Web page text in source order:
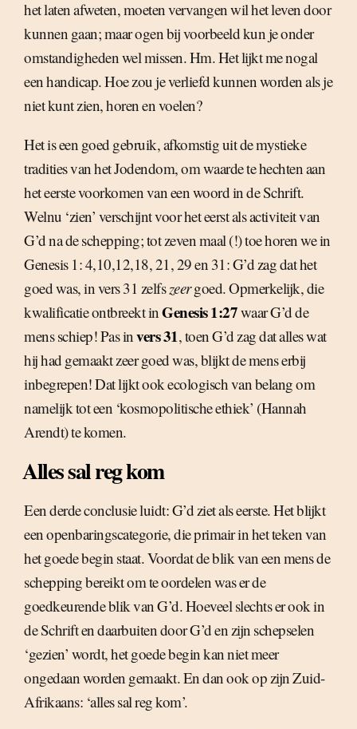
het laten afweten, moeten vervangen wil het leven door
kunnen gaan; maar ogen bij voorbeeld kun je onder
omstandigheden wel missen. Hm. Het lijkt me nogal
een handicap. Hoe zou je verliefd kunnen worden als je
niet kunt zien, horen en voelen?
Het is een goed gebruik, afkomstig uit de mystieke
tradities van het Jodendom, om waarde te hechten aan
het eerste voorkomen van een woord in de Schrift.
Welnu ‘zien’ verschijnt voor het eerst als activiteit van
G’d na de schepping; tot zeven maal (!) toe horen we in
Genesis 1: 4,10,12,18, 21, 29 en 31: G’d zag dat het
goed was, in vers 31 zelfszeergoed. Opmerkelijk, die
kwalificatie ontbreekt in Genesis 1:27waar G’d de
mens schiep! Pas in vers 31, toen G’d zag dat alles wat
hij had gemaakt zeer goed was, blijkt de mens erbij
inbegrepen! Dat lijkt ook ecologisch van belang om
namelijk tot een ‘kosmopolitische ethiek’ (Hannah
Arendt) te komen.
Alles sal reg kom
Een derde conclusie luidt: G’d ziet als eerste. Het blijkt
een openbaringscategorie, die primair in het teken van
het goede begin staat. Voordat de blik van een mens de
schepping bereikt om te oordelen was er de
goedkeurende blik van G’d. Hoeveel slechts er ook in
de Schrift en daarbuiten door G’d en zijn schepselen
‘gezien’ wordt, het goede begin kan niet meer
ongedaan worden gemaakt. En dan ook op zijn Zuid-
Afrikaans: ‘alles sal reg kom’.